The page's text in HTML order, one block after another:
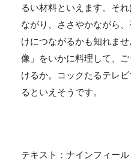
るい材料といえます。そ
ながり、ささやかながら
けにつながるかも知れま
像」をいかに料理して、
けるか。コックたるテレ
るといえそうです。
テキスト：ナインフィール